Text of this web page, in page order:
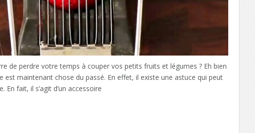
de perdre votre temps à couper vos petits fruits et légumes ? Eh bien
est maintenant chose du passé. En effet, il existe une astuce qui peut
fait, il s’agit d’un accessoire